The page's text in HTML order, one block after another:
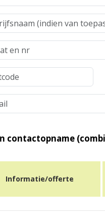
contactopname
Informatie/offerte